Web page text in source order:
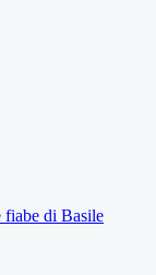
fiabe di Basile